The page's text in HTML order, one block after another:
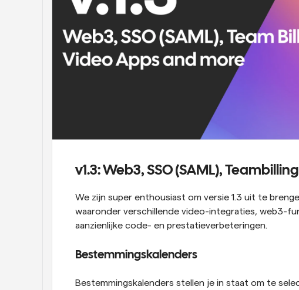
v1.3: Web3, SSO (SAML),
We zijn super enthousiast om versie 1.3 uit te
waaronder verschillende video-integraties, web3-
aanzienlijke code- en prestatieverbeteringen.
Bestemmingskalenders
Bestemmingskalenders stellen je in staat om te